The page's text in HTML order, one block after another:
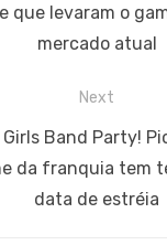
que levaram o
mercado atual
Next
Band Party!
da franquia tem
data de estréia